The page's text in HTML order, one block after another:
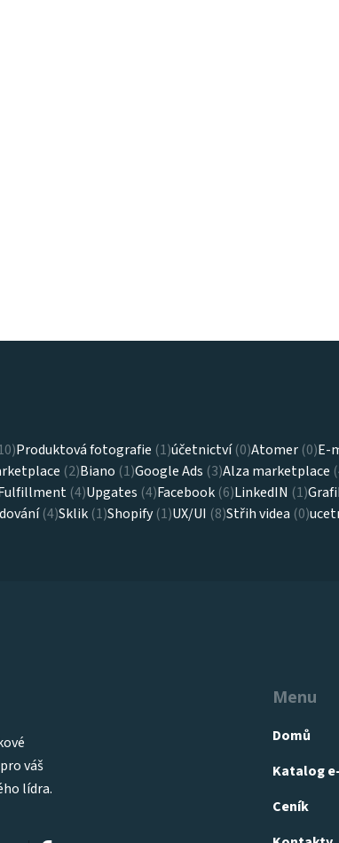
Produktová fotografie (1)účetnictví (0)Atomer (0)E-
(2)Biano (1)Google Ads (3)Alza marketplace
(4)Upgates (4)Facebook (6)LinkedIN (1)
(4)Sklik (1)Shopify (1)UX/UI (8)Střih videa (0)
váš
lídra.
Menu
Domů
Katalog
Ceník